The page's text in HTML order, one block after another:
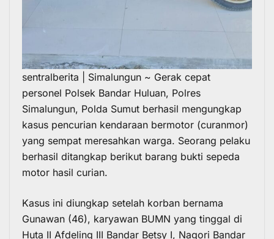
sentralberita | Simalungun ~ Gerak cepat
personel Polsek Bandar Huluan, Polres
Simalungun, Polda Sumut berhasil mengungkap
kasus pencurian kendaraan bermotor (curanmor)
yang sempat meresahkan warga. Seorang pelaku
berhasil ditangkap berikut barang bukti sepeda
motor hasil curian.
Kasus ini diungkap setelah korban bernama
Gunawan (46), karyawan BUMN yang tinggal di
Huta II Afdeling III Bandar Betsy I, Nagori Bandar